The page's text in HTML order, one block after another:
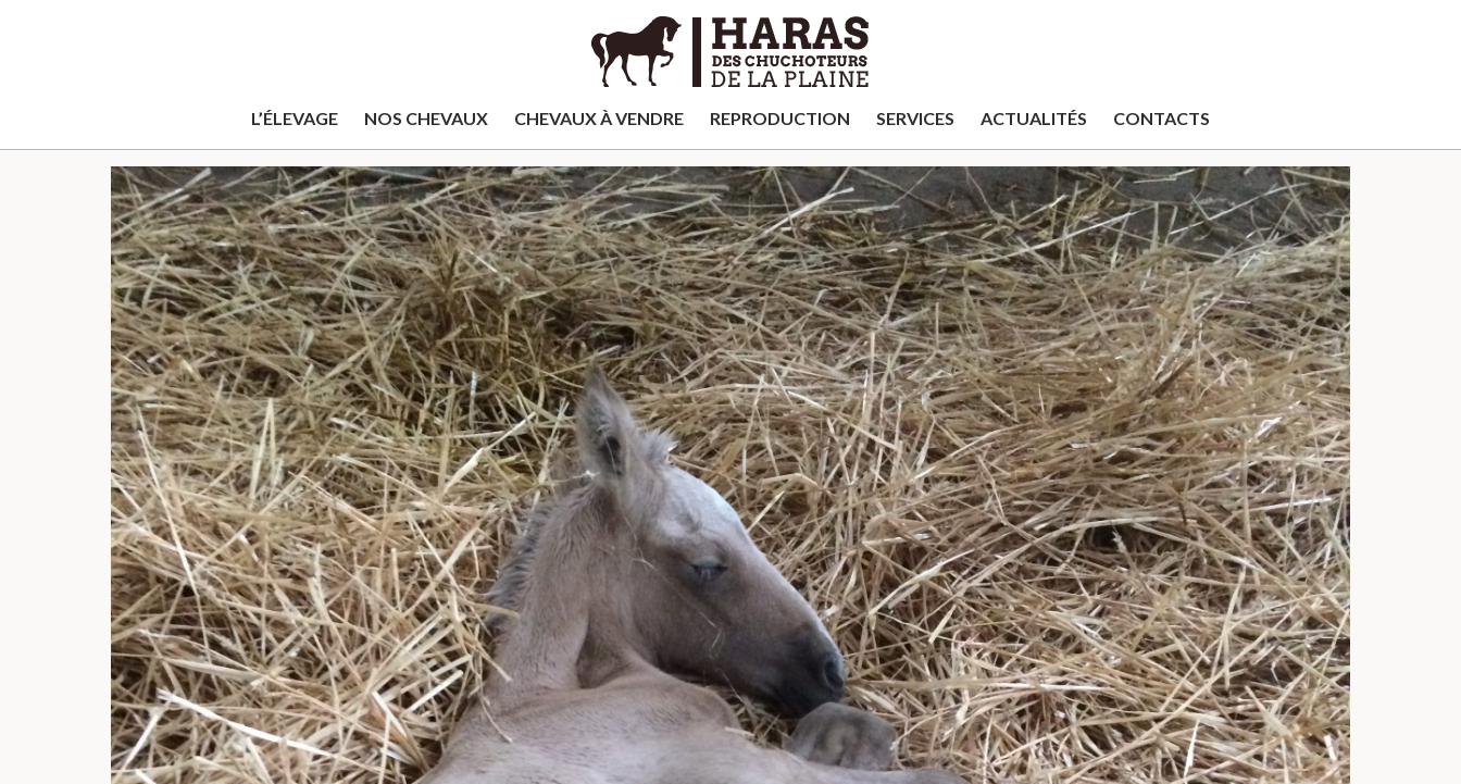
L’ÉLEVAGE NOS CHEVAUX CHEVAUX À VENDRE REPRODUCTION SERVICES ACTUALITÉS CONTACTS